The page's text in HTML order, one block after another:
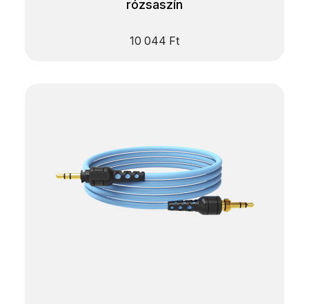
rózsaszín
10 044 Ft